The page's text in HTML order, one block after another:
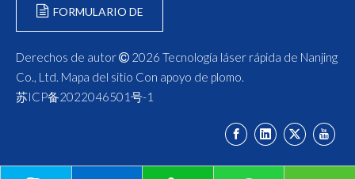
FORMULARIO DE
Derechos de autor  2026 Tecnología láser rápida de Nanjing
Co., Ltd. Mapa del sitio Con apoyo de plomo
苏ICP备2022046501号-1